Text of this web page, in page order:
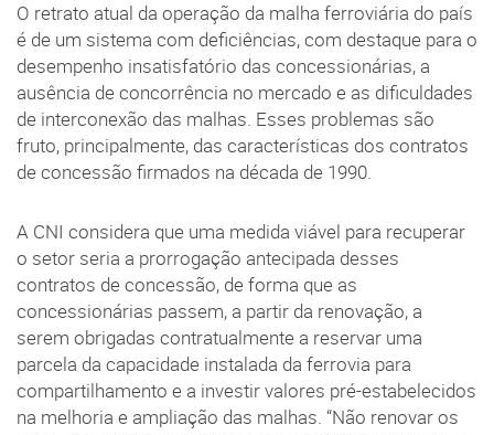
O retrato atual da operação da malha ferroviária do país
é de um sistema com deficiências, com destaque para o
desempenho insatisfatório das concessionárias, a
ausência de concorrência no mercado e as dificuldades
de interconexão das malhas. Esses problemas são
fruto, principalmente, das características dos contratos
de concessão firmados na década de 1990.
A CNI considera que uma medida viável para recuperar
o setor seria a prorrogação antecipada desses
contratos de concessão, de forma que as
concessionárias passem, a partir da renovação, a
serem obrigadas contratualmente a reservar uma
parcela da capacidade instalada da ferrovia para
compartilhamento e a investir valores pré-estabelecidos
na melhoria e ampliação das malhas. “Não renovar os